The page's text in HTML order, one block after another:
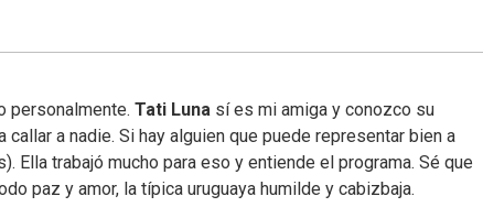
personalmente. Tati Luna sí es mi amiga y conozco su
a nadie. Si hay alguien que puede representar bien a
Ella trabajó mucho para eso y entiende el programa. Sé que
paz y amor, la típica uruguaya humilde y cabizbaja.